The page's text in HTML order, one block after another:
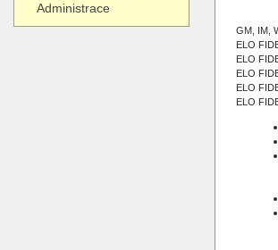
Administrace
GM, IM,
ELO
ELO
ELO
ELO
ELO